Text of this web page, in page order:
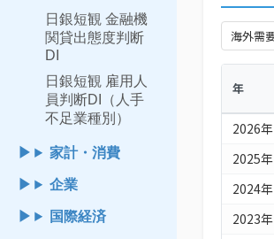
日銀短観 金融機
関貸出態度判断
DI
日銀短観 雇用人
員判断DI（人手
不足業種別）
家計・消費
企業
国際経済
年
2026年
2025年
2024年
2023年